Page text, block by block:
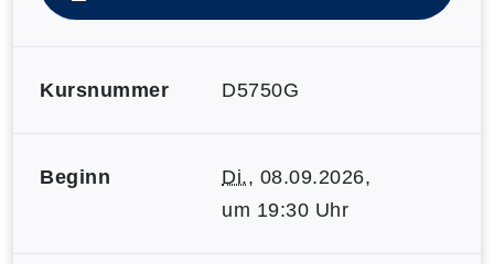
Kursnummer D5750G
Beginn Di., 08.09.2026,
um 19:30 Uhr